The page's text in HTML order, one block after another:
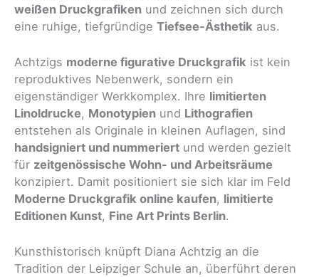
weißen Druckgrafiken und zeichnen sich durch
eine ruhige, tiefgründige Tiefsee-Ästhetik aus.
Achtzigs moderne figurative Druckgrafik ist kein
reproduktives Nebenwerk, sondern ein
eigenständiger Werkkomplex. Ihre limitierten
Linoldrucke, Monotypien und Lithografien
entstehen als Originale in kleinen Auflagen, sind
handsigniert und nummeriert und werden gezielt
für zeitgenössische Wohn- und Arbeitsräume
konzipiert. Damit positioniert sie sich klar im Feld
Moderne Druckgrafik online kaufen, limitierte
Editionen Kunst, Fine Art Prints Berlin.
Kunsthistorisch knüpft Diana Achtzig an die
Tradition der Leipziger Schule an, überführt deren